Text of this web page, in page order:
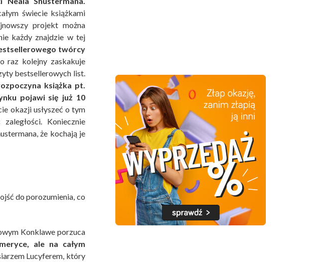
świecie książkami
projekt można
każdy znajdzie w tej
twórcy
raz kolejny zaskakuje
bestsellerowych list.
książka pt.
pojawi się już 10
okazji usłyszeć o tym
Koniecznie
że kochają je
do porozumienia, co
Konklawe porzuca
ale na całym
Lucyferem, który